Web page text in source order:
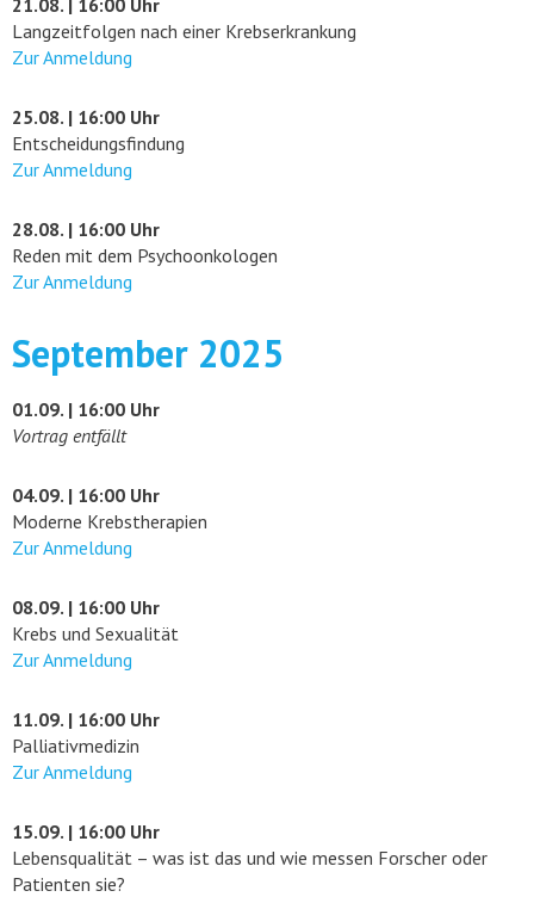
21.08. | 16:00 Uhr
Langzeitfolgen nach einer Krebserkrankung
Zur Anmeldung
25.08. | 16:00 Uhr
Entscheidungsfindung
Zur Anmeldung
28.08. | 16:00 Uhr
Reden mit dem Psychoonkologen
Zur Anmeldung
September 2025
01.09. | 16:00 Uhr
Vortrag entfällt
04.09. | 16:00 Uhr
Moderne Krebstherapien
Zur Anmeldung
08.09. | 16:00 Uhr
Krebs und Sexualität
Zur Anmeldung
11.09. | 16:00 Uhr
Palliativmedizin
Zur Anmeldung
15.09. | 16:00 Uhr
Lebensqualität – was ist das und wie messen Forscher oder
Patienten sie?